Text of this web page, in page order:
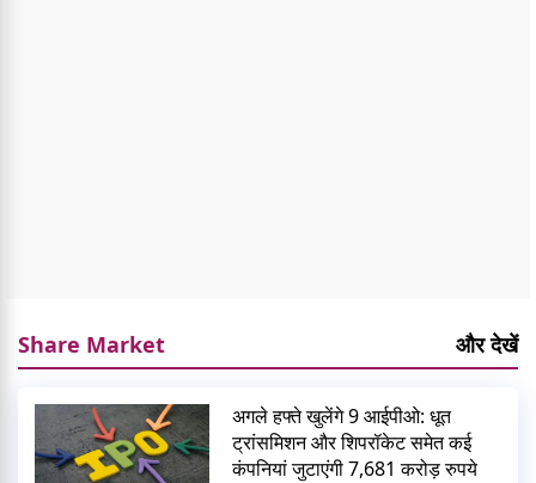
Share Market और देखें
अगले हफ्ते खुलेंगे 9 आईपीओ: धूत
ट्रांसमिशन और शिपरॉकेट समेत कई
कंपनियां जुटाएंगी 7,681 करोड़ रुपये